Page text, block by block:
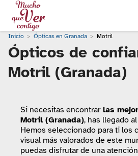
Inicio Ópticas en Granada Motril
Ópticos de
Motril (Granada)
Si necesitas encontrarlas
Motril (Granada), has llegado
Hemos seleccionado para ti los
visual más valorados de este
puedas disfrutar de una